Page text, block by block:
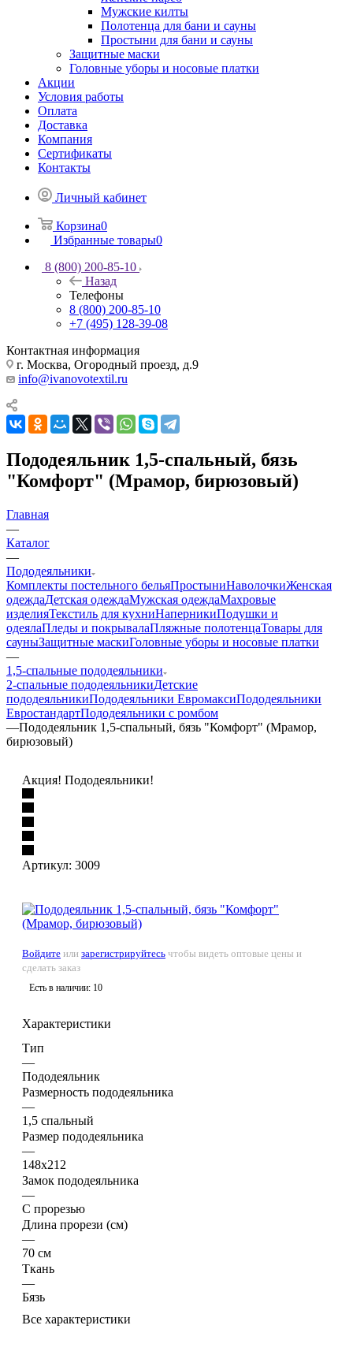
Мужские килты
Полотенца для бани и сауны
Простыни для бани и сауны
Защитные маски
Головные уборы и носовые платки
Акции
Условия работы
Оплата
Доставка
Компания
Сертификаты
Контакты
Личный кабинет
Корзина0
Избранные товары0
8 (800) 200-85-10
Назад
Телефоны
8 (800) 200-85-10
+7 (495) 128-39-08
Контактная информация
г. Москва, Огородный проезд, д.9
info@ivanovotextil.ru
Пододеяльник 1,5-спальный, бязь
"Комфорт" (Мрамор, бирюзовый)
Главная
—
Каталог
—
Пододеяльники
Комплекты постельного бельяПростыниНаволочкиЖенская
одеждаДетская одеждаМужская одеждаМахровые
изделияТекстиль для кухниНаперникиПодушки и
одеялаПледы и покрывалаПляжные полотенцаТовары для
сауныЗащитные маскиГоловные уборы и носовые платки
—
1,5-спальные пододеяльники
2-спальные пододеяльникиДетские
пододеяльникиПододеяльники ЕвромаксиПододеяльники
ЕвростандартПододеяльники с ромбом
—Пододеяльник 1,5-спальный, бязь "Комфорт" (Мрамор,
бирюзовый)
Акция! Пододеяльники!
Артикул: 3009
Войдите или зарегистрируйтесь чтобы видеть оптовые цены и
сделать заказ
Есть в наличии: 10
Характеристики
Тип
—
Пододеяльник
Размерность пододеяльника
—
1,5 спальный
Размер пододеяльника
—
148x212
Замок пододеяльника
—
С прорезью
Длина прорези (см)
—
70 см
Ткань
—
Бязь
Все характеристики